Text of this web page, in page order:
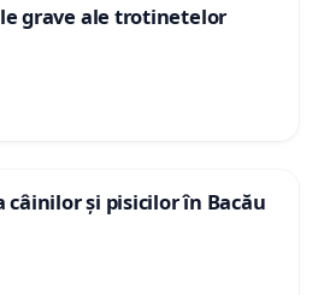
grave ale trotinetelor
și pisicilor în Bacău